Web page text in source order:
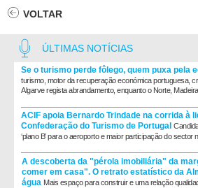
VOLTAR
ÚLTIMAS NOTÍCIAS
Se o turismo perde fôlego, quem puxa pela
turismo, motor da recuperação económica portuguesa,
Algarve regista abrandamento, enquanto o Norte, Madeira
ACIF apoia Bernardo Trindade na corrida à
Confederação do Turismo de Portugal
‘plano B’ para o aeroporto e maior participação do sector
A descoberta da "pérola imobiliária" da
comer em casa". O retrato estatístico da
água Mais espaço para construir e uma relação